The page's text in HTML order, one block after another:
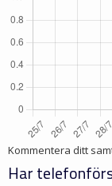
Kommentera ditt
Har